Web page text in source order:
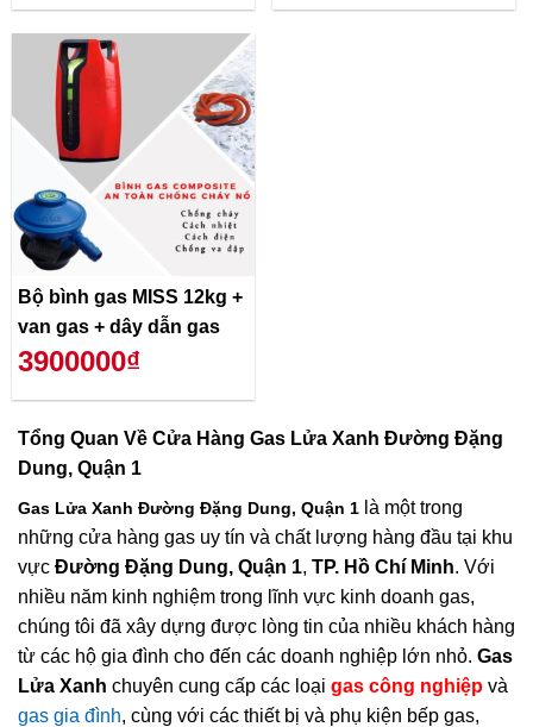
Bộ bình gas MISS 12kg +
van gas + dây dẫn gas
3900000₫
Tổng Quan Về Cửa Hàng Gas Lửa Xanh Đường Đặng
Dung, Quận 1
Gas Lửa Xanh Đường Đặng Dung, Quận 1 là một trong
những cửa hàng gas uy tín và chất lượng hàng đầu tại khu
vực Đường Đặng Dung, Quận 1, TP. Hồ Chí Minh. Với
nhiều năm kinh nghiệm trong lĩnh vực kinh doanh gas,
chúng tôi đã xây dựng được lòng tin của nhiều khách hàng
từ các hộ gia đình cho đến các doanh nghiệp lớn nhỏ. Gas
Lửa Xanh chuyên cung cấp các loại gas công nghiệp và
gas gia đình, cùng với các thiết bị và phụ kiện bếp gas,